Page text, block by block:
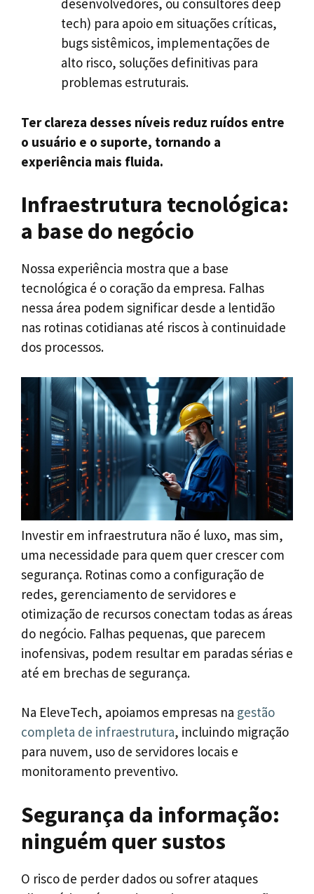
desenvolvedores, ou consultores deep
tech) para apoio em situações críticas,
bugs sistêmicos, implementações de
alto risco, soluções definitivas para
problemas estruturais.
Ter clareza desses níveis reduz ruídos entre
o usuário e o suporte, tornando a
experiência mais fluida.
Infraestrutura tecnológica:
a base do negócio
Nossa experiência mostra que a base
tecnológica é o coração da empresa. Falhas
nessa área podem significar desde a lentidão
nas rotinas cotidianas até riscos à continuidade
dos processos.
Investir em infraestrutura não é luxo, mas sim,
uma necessidade para quem quer crescer com
segurança. Rotinas como a configuração de
redes, gerenciamento de servidores e
otimização de recursos conectam todas as áreas
do negócio. Falhas pequenas, que parecem
inofensivas, podem resultar em paradas sérias e
até em brechas de segurança.
Na EleveTech, apoiamos empresas na gestão
completa de infraestrutura, incluindo migração
para nuvem, uso de servidores locais e
monitoramento preventivo.
Segurança da informação:
ninguém quer sustos
O risco de perder dados ou sofrer ataques